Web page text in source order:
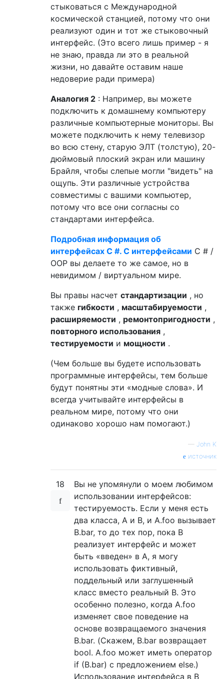
стыковаться с Международной
космической станцией, потому что они
реализуют один и тот же стыковочный
интерфейс. (Это всего лишь пример - я
не знаю, правда ли это в реальной
жизни, но давайте оставим наше
недоверие ради примера)
Аналогия 2 : Например, вы можете
подключить к домашнему компьютеру
различные компьютерные мониторы. Вы
можете подключить к нему телевизор
во всю стену, старую ЭЛТ (толстую), 20-
дюймовый плоский экран или машину
Брайля, чтобы слепые могли "видеть" на
ощупь. Эти различные устройства
совместимы с вашими компьютер,
потому что все они согласны со
стандартами интерфейса.
Подробная информация об
интерфейсах C #. С интерфейсами C # /
OOP вы делаете то же самое, но в
невидимом / виртуальном мире.
Вы правы насчет стандартизации , но
также гибкости , масштабируемости ,
расширяемости , ремонтопригодности ,
повторного использования ,
тестируемости и мощности .
(Чем больше вы будете использовать
программные интерфейсы, тем больше
будут понятны эти «модные слова». И
всегда учитывайте интерфейсы в
реальном мире, потому что они
одинаково хорошо нам помогают.)
— John K
источник
18
Вы не упомянули о моем любимом
использовании интерфейсов:
тестируемость. Если у меня есть
два класса, A и B, и A.foo вызывает
B.bar, то до тех пор, пока B
реализует интерфейс и может
быть «введен» в A, я могу
использовать фиктивный,
поддельный или заглушенный
класс вместо реальный B. Это
особенно полезно, когда A.foo
изменяет свое поведение на
основе возвращаемого значения
B.bar. (Скажем, B.bar возвращает
bool. A.foo может иметь оператор
if (B.bar) с предложением else.)
Использование интерфейса в B